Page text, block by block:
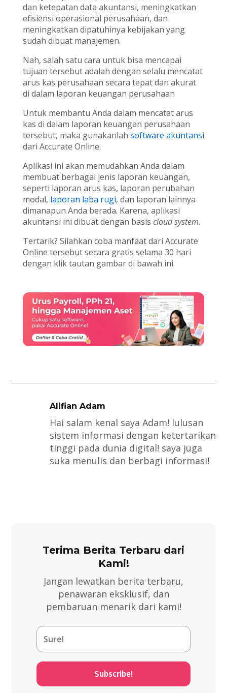
dan ketepatan data akuntansi, meningkatkan
efisiensi operasional perusahaan, dan
meningkatkan dipatuhinya kebijakan yang
sudah dibuat manajemen.
Nah, salah satu cara untuk bisa mencapai
tujuan tersebut adalah dengan selalu mencatat
arus kas perusahaan secara tepat dan akurat
di dalam laporan keuangan perusahaan
Untuk membantu Anda dalam mencatat arus
kas di dalam laporan keuangan perusahaan
tersebut, maka gunakanlah software akuntansi
dari Accurate Online.
Aplikasi ini akan memudahkan Anda dalam
membuat berbagai jenis laporan keuangan,
seperti laporan arus kas, laporan perubahan
modal, laporan laba rugi, dan laporan lainnya
dimanapun Anda berada. Karena, aplikasi
akuntansi ini dibuat dengan basis cloud system.
Tertarik? Silahkan coba manfaat dari Accurate
Online tersebut secara gratis selama 30 hari
dengan klik tautan gambar di bawah ini.
Alifian Adam
Hai salam kenal saya Adam! lulusan
sistem informasi dengan ketertarikan
tinggi pada dunia digital! saya juga
suka menulis dan berbagi informasi!
Terima Berita Terbaru dari
Kami!
Jangan lewatkan berita terbaru,
penawaran eksklusif, dan
pembaruan menarik dari kami!
Subscribe!